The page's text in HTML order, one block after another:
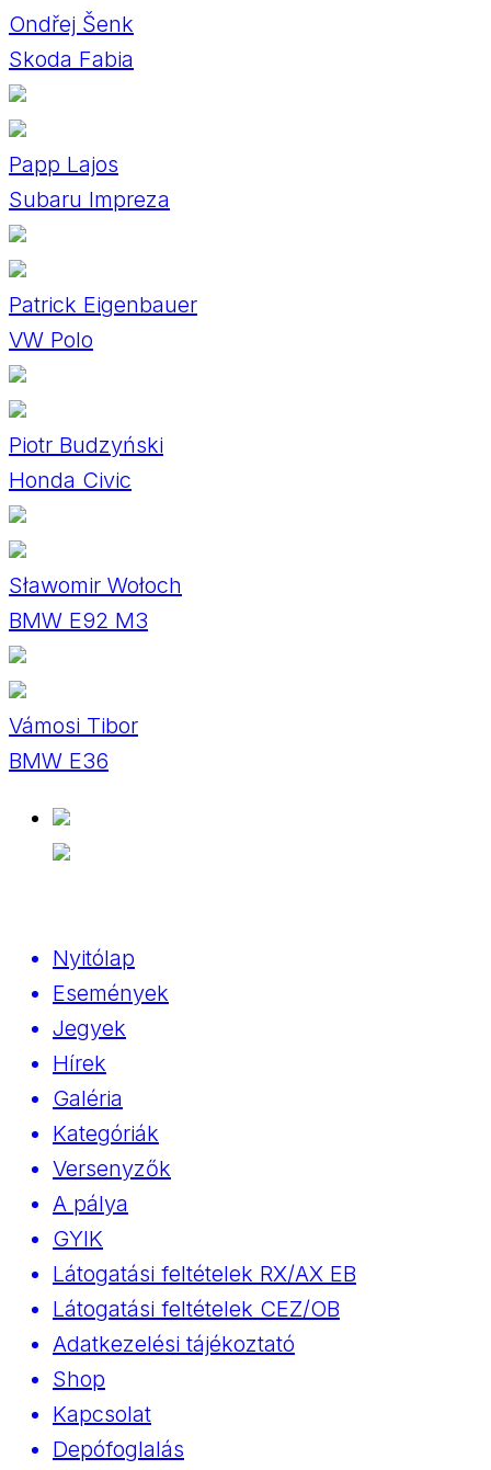
Ondřej Šenk
Skoda Fabia
Papp Lajos
Subaru Impreza
Patrick Eigenbauer
VW Polo
Piotr Budzyński
Honda Civic
Sławomir Wołoch
BMW E92 M3
Vámosi Tibor
BMW E36
Nyitólap
Események
Jegyek
Hírek
Galéria
Kategóriák
Versenyzők
A pálya
GYIK
Látogatási feltételek RX/AX EB
Látogatási feltételek CEZ/OB
Adatkezelési tájékoztató
Shop
Kapcsolat
Depófoglalás